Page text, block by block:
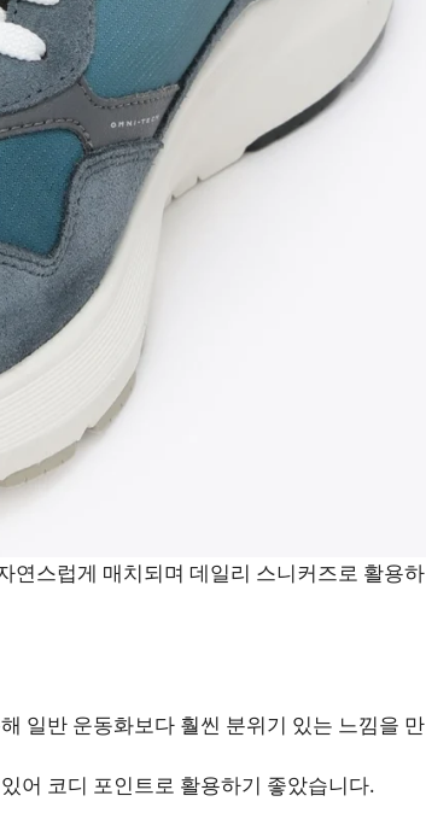
연스럽게 매치되며 데일리 스니커즈로 활용하
일반 운동화보다 훨씬 분위기 있는 느낌을 만
어 코디 포인트로 활용하기 좋았습니다.